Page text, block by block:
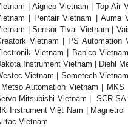
| Aignep Vietnam | Top Air
| Pentair Vietnam | Auma
| Sensor Tival Vietnam |
Vietnam | PS
Vietnam | Banico
Instrument Vietnam | Diehl
Vietnam | Sometech
Automation Vietnam |
Mitsubishi Vietnam | SCR
Instrument Việt Nam |
Vietnam